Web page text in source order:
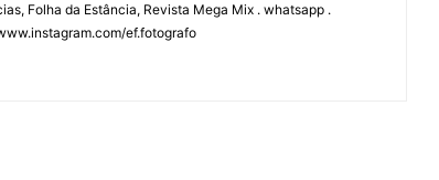
Folha da Estância, Revista Mega Mix . whatsapp .
ef.fotografo